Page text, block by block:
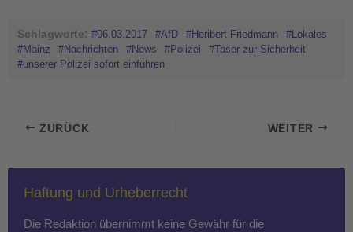
Schlagworte: #06.03.2017 #AfD #Heribert Friedmann
#Lokales
#Mainz
#Nachrichten #News #Polizei
#Taser zur Sicherheit
#unserer Polizei sofort einführen
ZURÜCK WEITER
Haftung und Urheberrecht
Die Redaktion übernimmt keine Gewähr für die